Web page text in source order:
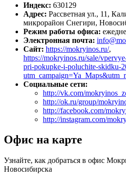
Индекс: 630129
Адрес: Рассветная ул., 11,
микрорайон Снегири,
Режим работы офиса:
Электронная почта:
Сайт: https://mokryinos.ru/,
https://mokryinos.ru/sale/
pri-pokupke-i-poluchite-skidku-
Социальные сети:
http://vk.com/
http://ok.ru/group/
http://facebook.com/
http://instagram.com/
Офис на карте
Узнайте, как добраться в офис
Новосибирска